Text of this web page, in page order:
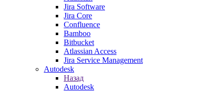
Jira Software
Jira Core
Confluence
Bamboo
Bitbucket
Atlassian Access
Jira Service Management
Autodesk
Назад
Autodesk